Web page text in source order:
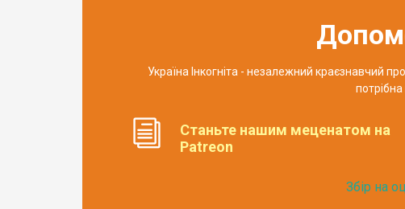
Україна Інкогніта - незалежний краєзнавчий
Станьте нашим меценатом на
Patreon
Збір на